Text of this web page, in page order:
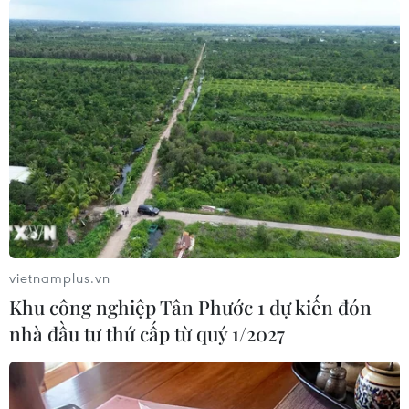
Sau bàn thua, Barcelona lại tiếp tục vùng lên
mạnh mẽ nhưng thay vì tìm kiếmđược bàn
thắng họ lại phải đón nhận gáo nước lạnh từ
các chân sút của Milan.Phút 81, El Shaarawy -
cầu thủ đã trở lại sau chấn thương đã có đường
chuyềnthuận lợi để Muntari dễ dàng sút tung
lưới Valdes.
vietnamplus.vn
Khu công nghiệp Tân Phước 1 dự kiến đón
nhà đầu tư thứ cấp từ quý 1/2027